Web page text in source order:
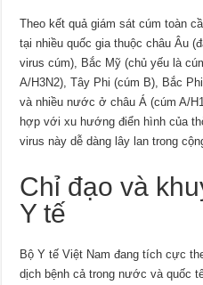
Theo kết quả giám sát cúm toàn
tại nhiều quốc gia thuộc châu Âu
virus cúm), Bắc Mỹ (chủ yếu là
A/H3N2), Tây Phi (cúm B), Bắc
và nhiều nước ở châu Á (cúm A/
hợp với xu hướng điển hình của
virus này dễ dàng lây lan trong
Chỉ đạo và
Y tế
Bộ Y tế Việt Nam đang tích cực
dịch bệnh cả trong nước và quốc